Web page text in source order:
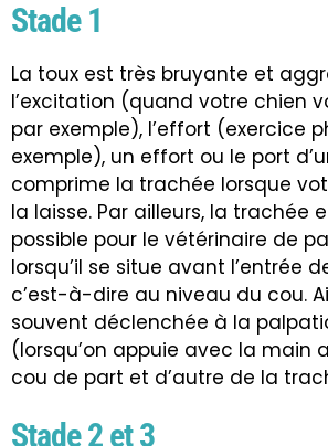
Stade 1
La toux est très bruyante et
l’excitation (quand votre chien
par exemple), l’effort (exercice
exemple), un effort ou le port
comprime la trachée lorsque
la laisse. Par ailleurs, la trachée
possible pour le vétérinaire de
lorsqu’il se situe avant l’entrée
c’est-à-dire au niveau du cou.
souvent déclenchée à la
(lorsqu’on appuie avec la main
cou de part et d’autre de la
Stade 2 et 3